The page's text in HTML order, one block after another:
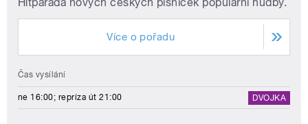
Více o pořadu
Čas vysílání
ne 16:00; repríza út 21:00 DVOJKA